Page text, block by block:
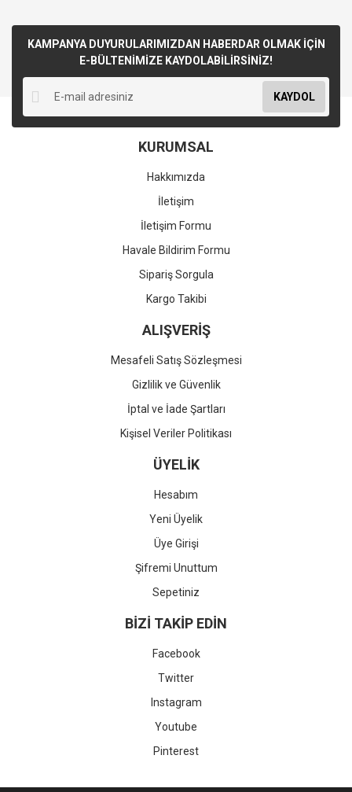
KAMPANYA DUYURULARIMIZDAN HABERDAR OLMAK İÇİN
E-BÜLTENİMİZE KAYDOLABİLİRSİNİZ!
KAYDOL
KURUMSAL
Hakkımızda
İletişim
İletişim Formu
Havale Bildirim Formu
Sipariş Sorgula
Kargo Takibi
ALIŞVERİŞ
Mesafeli Satış Sözleşmesi
Gizlilik ve Güvenlik
İptal ve İade Şartları
Kişisel Veriler Politikası
ÜYELİK
Hesabım
Yeni Üyelik
Üye Girişi
Şifremi Unuttum
Sepetiniz
BİZİ TAKİP EDİN
Facebook
Twitter
Instagram
Youtube
Pinterest